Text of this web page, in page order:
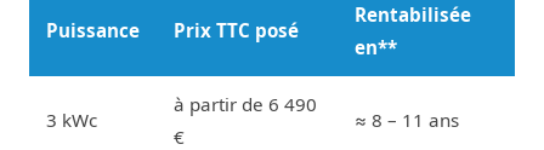
Puissance Prix TTC posé
Rentabilisée
en**
3 kWc
à partir de 6 490
€
≈ 8 – 11 ans